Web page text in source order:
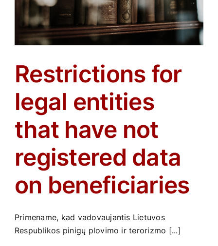
Restrictions for
legal entities
that have not
registered data
on beneficiaries
Primename, kad vadovaujantis Lietuvos
Respublikos pinigų plovimo ir terorizmo [...]